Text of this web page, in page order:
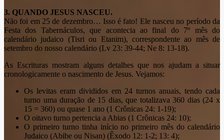
3. QUANDO JESUS NASCEU.
Não foi em 25 de dezembro… Isso é fato! Ele nasceu no período da
Festa dos Tabernáculos, que acontecia ao final do 7º mês do
calendário judaico (Tisri ou Etanim), correspondente ao mês de
setembro do nosso calendário (Lv 23: 39-44; Ne 8: 13-18).
As Escrituras mostram alguns detalhes que nos ajudam a situar
cronologicamente o nascimento de Jesus. Vejamos:
Os levitas eram divididos em 24 turnos anuais, tendo cada
turno uma duração de 15 dias, que totalizava 360 dias (24 x
15 = 360) ou quase 1 ano (1 Crônicas 24: 1-19);
O oitavo turno pertencia a Abias (1 Crônicas 24: 10);
O primeiro turno tinha início no primeiro mês do calendário
Judaico (Abibe ou Nisan) (Êxodo 12: 1-2; 13: 4);